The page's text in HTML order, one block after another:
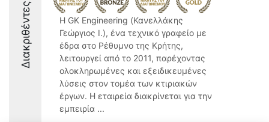
Διακριθέντες
Η GK Engineering (Κανελλάκης
Γεώργιος Ι.), ένα τεχνικό γραφείο με
έδρα στο Ρέθυμνο της Κρήτης,
λειτουργεί από το 2011, παρέχοντας
ολοκληρωμένες και εξειδικευμένες
λύσεις στον τομέα των κτιριακών
έργων. Η εταιρεία διακρίνεται για την
εμπειρία ...